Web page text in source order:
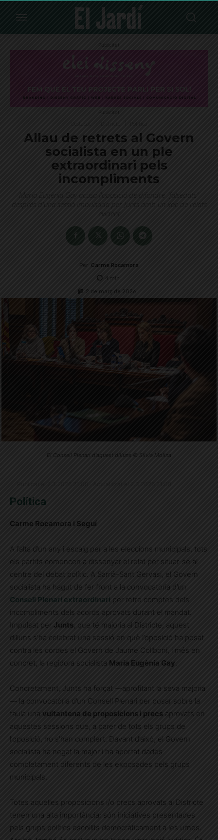
Publicitat
Publicitat
Allau de retrets al Govern
socialista en un ple
extraordinari pels
incompliments
Maria Eugènia Gay acusa l'oposició de difondre "falsedats"
després d'una sessió impulsada per Junts amb un xoc de relats
evident
Per Carme Rocamora
4min.
2 de març de 2026
El Consell Plenari d'aquest dilluns © Sílvia Molina
Política
Carme Rocamora i Seguí
A falta d’un any i escaig per a les eleccions municipals, tots
els partits comencen a dissenyar el relat per situar-se al
centre del debat polític. A Sarrià-Sant Gervasi, el Govern
socialista ha hagut de fer front a la convocatòria d’un
Consell Plenari extraordinari per retre comptes dels
incompliments dels acords aprovats durant el mandat.
Impulsat per Junts , que té majoria al Districte, aquest
dilluns s’ha celebrat una sessió en què l’oposició ha posat
contra les cordes el Govern de Jaume Collboni, i més en
concret, la regidora socialista Maria Eugènia Gay.
Concretament, Junts ha forçat —aprofitant la seva majoria
— la convocatòria d’un Consell Plenari per posar sobre la
taula una vuitantena de proposicions i precs aprovats en
aquestes sessions que, a parer de tots els grups de
l’oposició, no s’han complert. Davant d’això, el Govern
socialista ha negat la major i ha aportat dades
completament diferents de les exposades pels grups
municipals.
Totes aquelles proposicions i/o precs aprovats al Districte
tenen una alta importància: són iniciatives presentades
pels grups polítics escollits democràticament a les urnes.